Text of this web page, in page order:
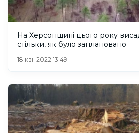
На Херсонщині цього року
стільки, як було заплановано
18 кві. 2022 13:49